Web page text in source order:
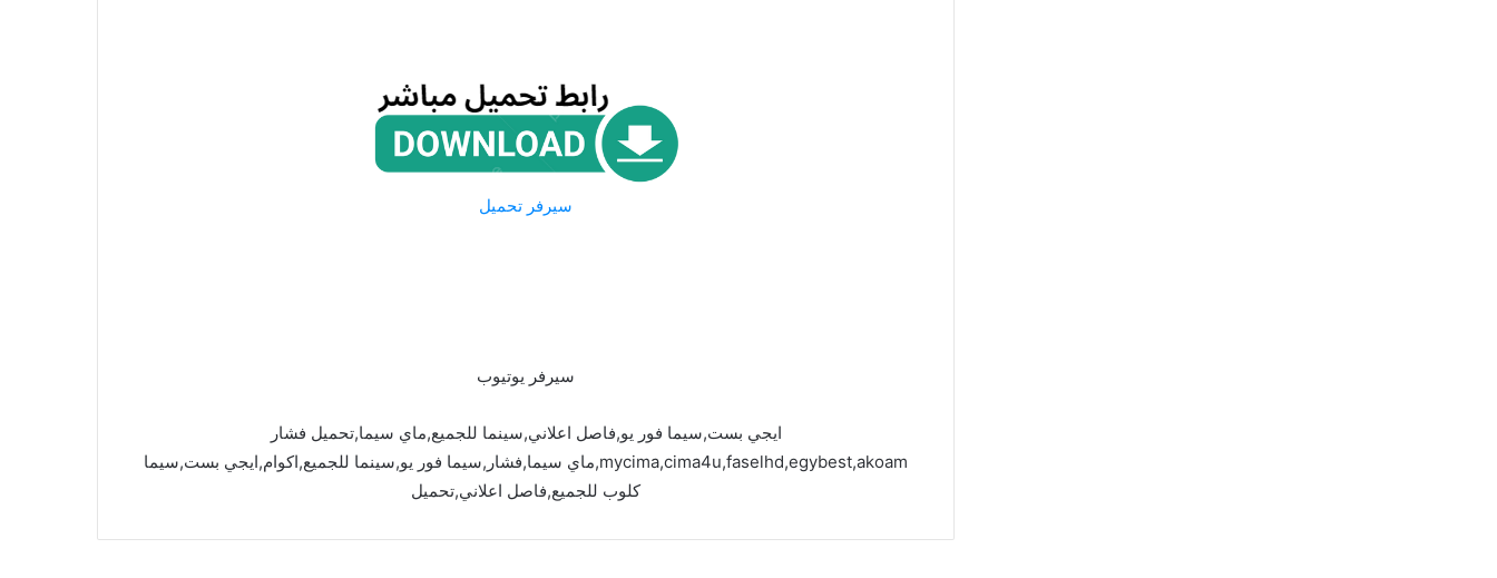
سيرفر تحميل
سيرفر يوتيوب
ايجي بست,سيما فور يو,فاصل اعلاني,سينما للجميع,ماي سيما,تحميل فشار
mycima,cima4u,faselhd,egybest,akoam,ماي سيما,فشار,سيما فور يو,سينما للجميع,اكوام,ايجي بست,سيما
كلوب للجميع,فاصل اعلاني,تحميل